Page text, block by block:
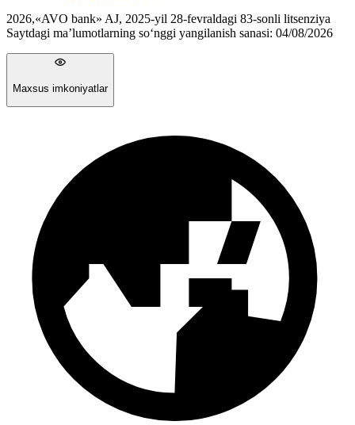
2026,«AVO bank» AJ, 2025-yil 28-fevraldagi 83-sonli litsenziya
Saytdagi ma’lumotlarning so‘nggi yangilanish sanasi: 04/08/2026
Maxsus imkoniyatlar